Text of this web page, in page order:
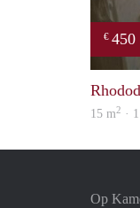
€ 450
15 m2 ·
Op